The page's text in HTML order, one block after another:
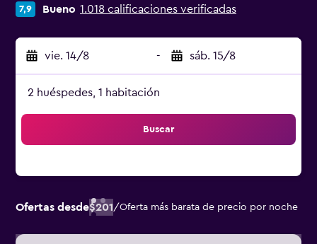
7,9 Bueno 1.018 calificaciones verificadas
vie. 14/8 - sáb. 15/8
2 huéspedes, 1 habitación
Buscar
Ofertas desde$201/Oferta más barata de precio por noche